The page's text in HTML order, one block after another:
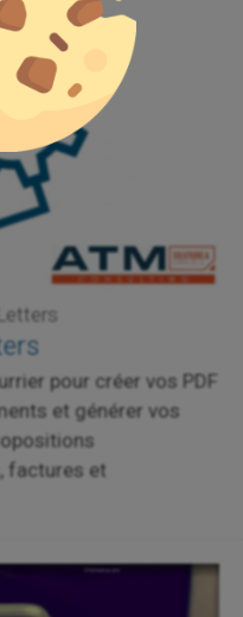
pour créer vos PDF
et générer vos
factures et